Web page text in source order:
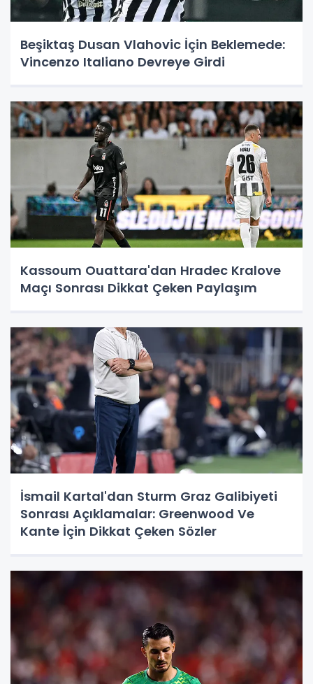
Beşiktaş Dusan Vlahovic İçin Beklemede:
Vincenzo Italiano Devreye Girdi
Kassoum Ouattara'dan Hradec Kralove
Maçı Sonrası Dikkat Çeken Paylaşım
İsmail Kartal'dan Sturm Graz Galibiyeti
Sonrası Açıklamalar: Greenwood Ve
Kante İçin Dikkat Çeken Sözler